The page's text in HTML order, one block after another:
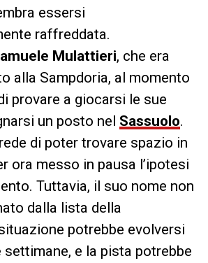
essersi
raffreddata.
Mulattieri, che era
alla Sampdoria, al momento
provare a giocarsi le sue
un posto nel Sassuolo.
di poter trovare spazio in
ora messo in pausa l’ipotesi
Tuttavia, il suo nome non
dalla lista della
potrebbe evolversi
e la pista potrebbe